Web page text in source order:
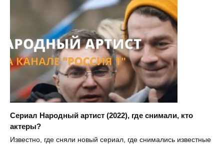
Сериал Народный артист (2022), где снимали, кто
актеры?
Известно, где сняли новый сериал, где снимались известные